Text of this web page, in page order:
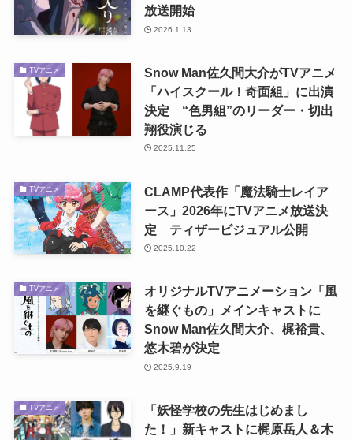
放送開始
2026.1.13
TVアニメ
Snow Man佐久間大介がTVアニメ
「ハイスクール！奇面組」に出演
決定 “色男組”のリーダー・切出
翔役演じる
2025.11.25
TVアニメ
CLAMP代表作「魔法騎士レイア
ース」2026年にTVアニメ放送決
定 ティザービジュアル公開
2025.10.22
TVアニメ
オリジナルTVアニメーション「風
を継ぐもの」メインキャストに
Snow Man佐久間大介、梶裕貴、
悠木碧が決定
2025.9.19
TVアニメ
「妖怪学校の先生はじめまし
た！」新キャストに梶原岳人＆木